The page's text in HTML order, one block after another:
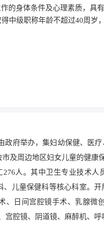
的身体条件及心理素质，具有
中级职称年龄不超过40周
政府举办，集妇幼保健、医
及周边地区妇女儿童的健康
276人。其中卫生专业技术
儿童保健科等核心科室。
、日间宫腔镜手术、乳腺微
宫腔镜、阴道镜、麻醉机、